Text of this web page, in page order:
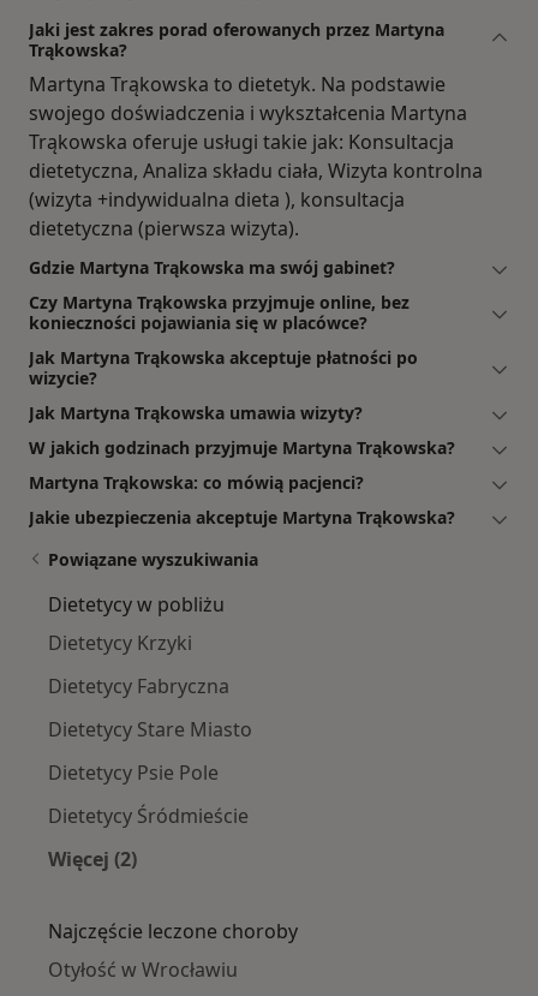
Jaki jest zakres porad oferowanych przez Martyna
Trąkowska?
Martyna Trąkowska to dietetyk. Na podstawie
swojego doświadczenia i wykształcenia Martyna
Trąkowska oferuje usługi takie jak: Konsultacja
dietetyczna, Analiza składu ciała, Wizyta kontrolna
(wizyta +indywidualna dieta ), konsultacja
dietetyczna (pierwsza wizyta).
Gdzie Martyna Trąkowska ma swój gabinet?
Czy Martyna Trąkowska przyjmuje online, bez
konieczności pojawiania się w placówce?
Jak Martyna Trąkowska akceptuje płatności po
wizycie?
Jak Martyna Trąkowska umawia wizyty?
W jakich godzinach przyjmuje Martyna Trąkowska?
Martyna Trąkowska: co mówią pacjenci?
Jakie ubezpieczenia akceptuje Martyna Trąkowska?
Powiązane wyszukiwania
Dietetycy w pobliżu
Dietetycy Krzyki
Dietetycy Fabryczna
Dietetycy Stare Miasto
Dietetycy Psie Pole
Dietetycy Śródmieście
Więcej (2)
Najczęście leczone choroby
Otyłość w Wrocławiu